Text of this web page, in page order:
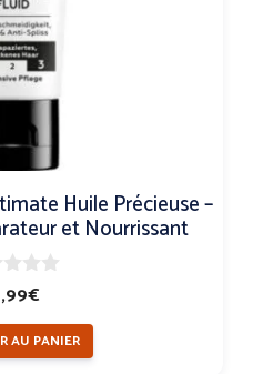
Huile Précieuse –
et Nourrissant
€
AU PANIER